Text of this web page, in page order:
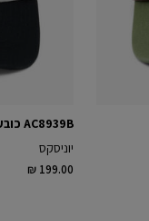
AC8939B כובע מצחיה
יוניסקס
₪ 199.00